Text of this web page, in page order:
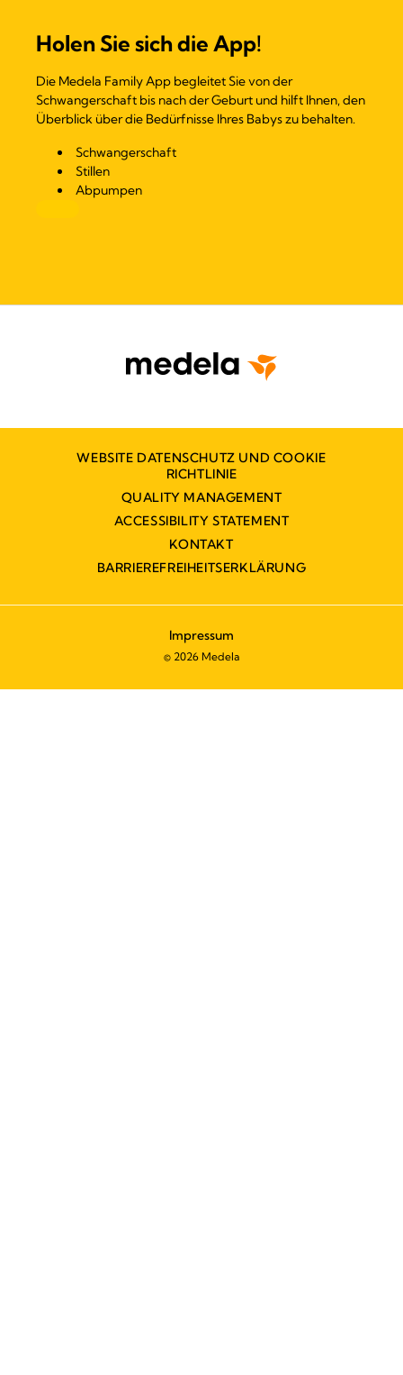
Holen Sie sich die App!
Die Medela Family App begleitet Sie von der
Schwangerschaft bis nach der Geburt und hilft Ihnen, den
Überblick über die Bedürfnisse Ihres Babys zu behalten.
Schwangerschaft
Stillen
Abpumpen
WEBSITE DATENSCHUTZ UND COOKIE
RICHTLINIE
QUALITY MANAGEMENT
ACCESSIBILITY STATEMENT
KONTAKT
BARRIEREFREIHEITSERKLÄRUNG
Impressum
© 2026 Medela